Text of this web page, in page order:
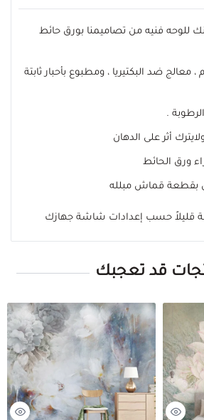
للوحه فنيه من تصاميمنا بورق حائط
معالج ضد البكتيريا ، ومطبوع بأحبار ثابتة
.
أثر على الدهان
ورق الحائط
بقطعة قماش مبلله
قليلاً حسب إعدادات شاشة جهازك
قد تعجبك